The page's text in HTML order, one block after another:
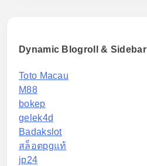
Dynamic Blogroll & Sidebar
Toto Macau
M88
bokep
gelek4d
Badakslot
สล็อตpgแท้
jp24